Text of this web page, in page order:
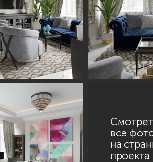
все
на
проекта